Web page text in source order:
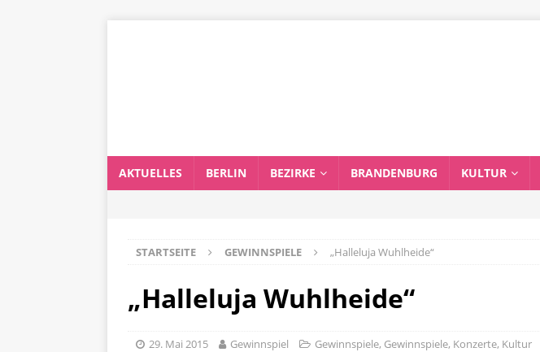
AKTUELLES BERLIN BEZIRKE BRANDENBURG KULTUR
STARTSEITE GEWINNSPIELE „Halleluja Wuhlheide“
„Halleluja Wuhlheide“
29. Mai 2015 Gewinnspiel Gewinnspiele, Gewinnspiele, Konzerte, Kultur